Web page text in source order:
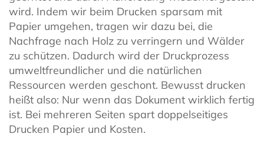
wird. Indem wir beim Drucken sparsam mit
Papier umgehen, tragen wir dazu bei, die
Nachfrage nach Holz zu verringern und Wälder
zu schützen. Dadurch wird der Druckprozess
umweltfreundlicher und die natürlichen
Ressourcen werden geschont. Bewusst drucken
heißt also: Nur wenn das Dokument wirklich fertig
ist. Bei mehreren Seiten spart doppelseitiges
Drucken Papier und Kosten.